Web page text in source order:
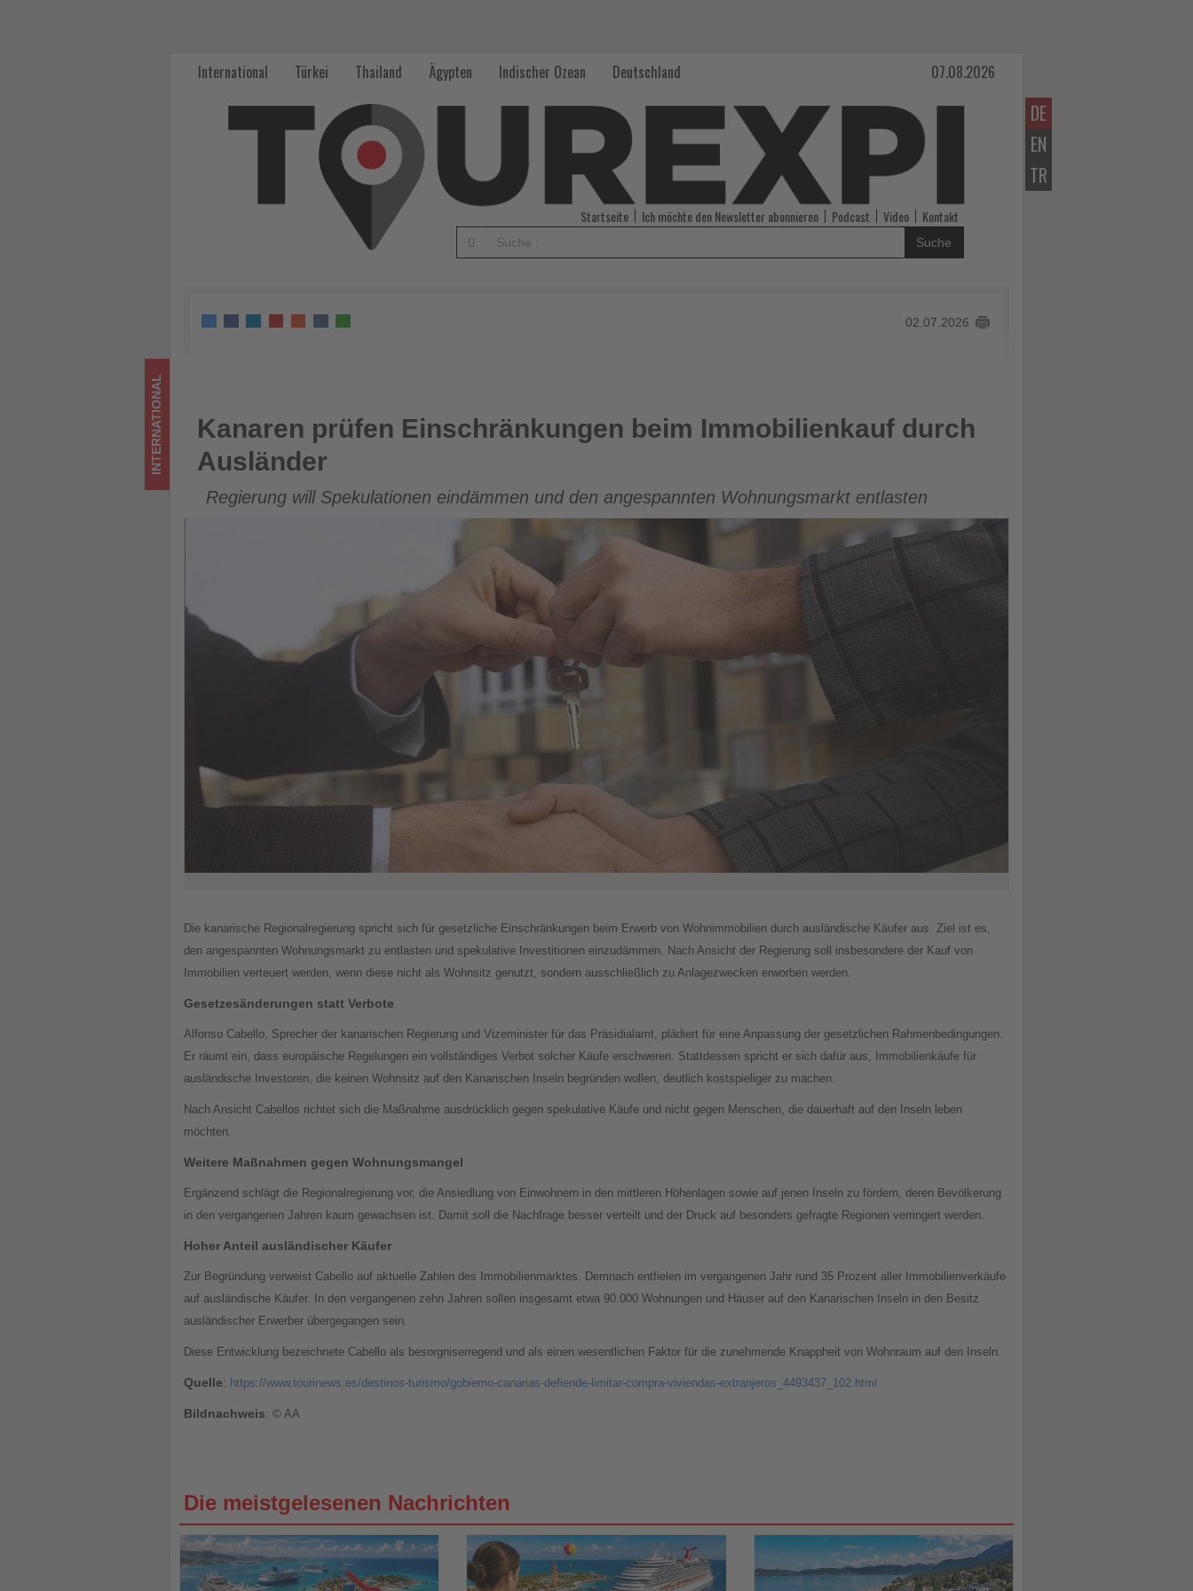
Einschränkungen
DE
EN
TR
International Türkei Thailand Ägypten Indischer Ozean Deutschland 07.08.2026
Startseite Ich möchte den Newsletter abonnieren Podcast Video Kontakt
Suche
02.07.2026
Kanaren prüfen Einschränkungen beim Immobilienkauf durch Ausländer
INTERNATIONAL
Kanaren prüfen Einschränkungen beim Immobilienkauf durch
Ausländer
Regierung will Spekulationen eindämmen und den angespannten Wohnungsmarkt entlasten
Die kanarische Regionalregierung spricht sich für gesetzliche Einschränkungen beim Erwerb von Wohnimmobilien durch ausländische Käufer aus. Ziel ist es,
den angespannten Wohnungsmarkt zu entlasten und spekulative Investitionen einzudämmen. Nach Ansicht der Regierung soll insbesondere der Kauf von
Immobilien verteuert werden, wenn diese nicht als Wohnsitz genutzt, sondern ausschließlich zu Anlagezwecken erworben werden.
Gesetzesänderungen statt Verbote
Alfonso Cabello, Sprecher der kanarischen Regierung und Vizeminister für das Präsidialamt, plädiert für eine Anpassung der gesetzlichen Rahmenbedingungen.
Er räumt ein, dass europäische Regelungen ein vollständiges Verbot solcher Käufe erschweren. Stattdessen spricht er sich dafür aus, Immobilienkäufe für
ausländische Investoren, die keinen Wohnsitz auf den Kanarischen Inseln begründen wollen, deutlich kostspieliger zu machen.
Nach Ansicht Cabellos richtet sich die Maßnahme ausdrücklich gegen spekulative Käufe und nicht gegen Menschen, die dauerhaft auf den Inseln leben
möchten.
Weitere Maßnahmen gegen Wohnungsmangel
Ergänzend schlägt die Regionalregierung vor, die Ansiedlung von Einwohnern in den mittleren Höhenlagen sowie auf jenen Inseln zu fördern, deren Bevölkerung
in den vergangenen Jahren kaum gewachsen ist. Damit soll die Nachfrage besser verteilt und der Druck auf besonders gefragte Regionen verringert werden.
Hoher Anteil ausländischer Käufer
Zur Begründung verweist Cabello auf aktuelle Zahlen des Immobilienmarktes. Demnach entfielen im vergangenen Jahr rund 35 Prozent aller Immobilienverkäufe
auf ausländische Käufer. In den vergangenen zehn Jahren sollen insgesamt etwa 90.000 Wohnungen und Häuser auf den Kanarischen Inseln in den Besitz
ausländischer Erwerber übergegangen sein.
Diese Entwicklung bezeichnete Cabello als besorgniserregend und als einen wesentlichen Faktor für die zunehmende Knappheit von Wohnraum auf den Inseln.
Quelle: https://www.tourinews.es/destinos-turismo/gobierno-canarias-defiende-limitar-compra-viviendas-extranjeros_4493437_102.html
Bildnachweis: © AA
Die meistgelesenen Nachrichten